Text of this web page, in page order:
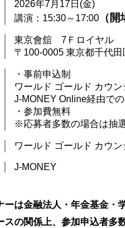
2026年7月17日(金)
講演：15:30～17:00 （開
東京會舘 7Ｆロイヤル
〒100-0005 東京都千代田
・事前申込制
ワールド ゴールド カウ
J-MONEY Online経由で
・参加費無料
※応募者多数の場合は抽
ワールド ゴールド カウン
J-MONEY
は金融法人・年金基金・
スの関係上、参加申込者多